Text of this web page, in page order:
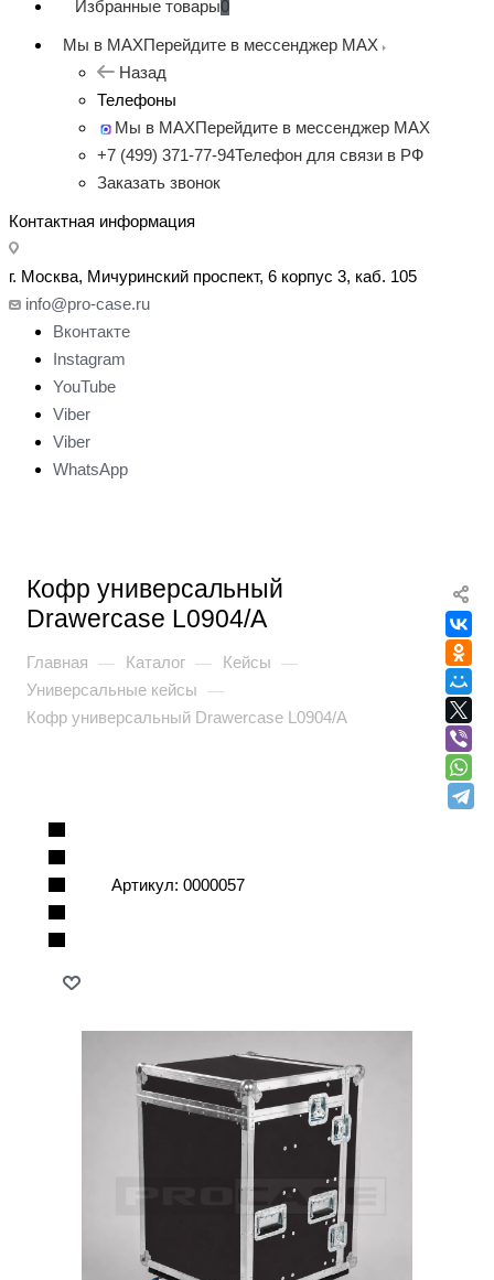
Избранные товары0
Мы в MAXПерейдите в мессенджер MAX
Назад
Телефоны
Мы в MAXПерейдите в мессенджер MAX
+7 (499) 371-77-94Телефон для связи в РФ
Заказать звонок
Контактная информация
г. Москва, Мичуринский проспект, 6 корпус 3, каб. 105
info@pro-case.ru
Вконтакте
Instagram
YouTube
Viber
Viber
WhatsApp
Кофр универсальный
Drawercase L0904/A
Главная — Каталог — Кейсы —
Универсальные кейсы —
Кофр универсальный Drawercase L0904/A
Артикул: 0000057